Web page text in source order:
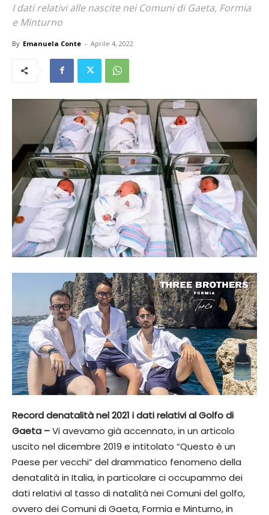
I dati relativi alle nascite nei Comuni di Gaeta, Formia
e Minturno
By Emanuela Conte - Aprile 4, 2022
Record denatalità nel 2021 i dati relativi al Golfo di
Gaeta –Vi avevamo già accennato, in un articolo
uscito nel dicembre 2019 e intitolato “Questo è un
Paese per vecchi” del drammatico fenomeno della
denatalità in Italia, in particolare ci occupammo dei
dati relativi al tasso di natalità nei Comuni del golfo,
ovvero dei Comuni di Gaeta, Formia e Minturno, in